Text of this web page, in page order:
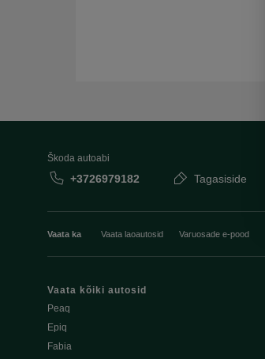
Škoda autoabi
+3726979182 Tagasiside
Vaata ka Vaata laoautosid Varuosade e-pood
Vaata kõiki autosid
Peaq
Epiq
Fabia